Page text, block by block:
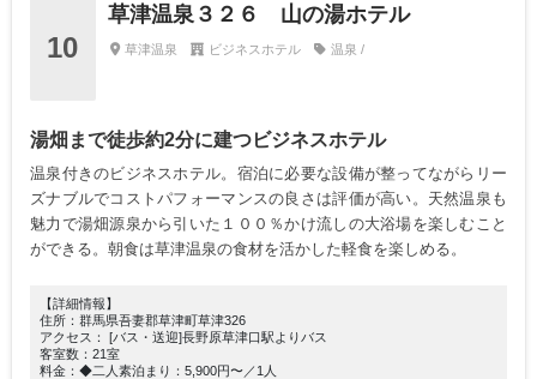
10
草津温泉３２６ 山の湯ホテル
草津温泉 ビジネスホテル 温泉 /
湯畑まで徒歩約2分に建つビジネスホテル
温泉付きのビジネスホテル。宿泊に必要な設備が整ってながらリー
ズナブルでコストパフォーマンスの良さは評価が高い。天然温泉も
魅力で湯畑源泉から引いた１００％かけ流しの大浴場を楽しむこと
ができる。朝食は草津温泉の食材を活かした軽食を楽しめる。
【詳細情報】
住所：群馬県吾妻郡草津町草津326
アクセス： [バス・送迎]長野原草津口駅よりバス
客室数：21室
料金：◆二人素泊まり：5,900円〜／1人